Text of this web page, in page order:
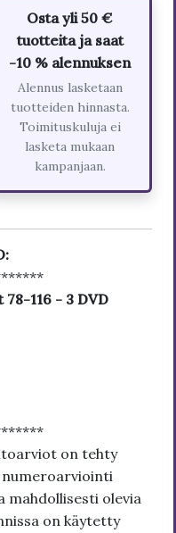
Osta yli 50 €
tuotteita ja saat
-10 % alennuksen
Alennus lasketaan
tuotteiden hinnasta.
Toimituskuluja ei
lasketa mukaan
kampanjaan.
78-116 - 3 DVD
on tehty
numeroarviointi
mahdollisesti olevia
on käytetty